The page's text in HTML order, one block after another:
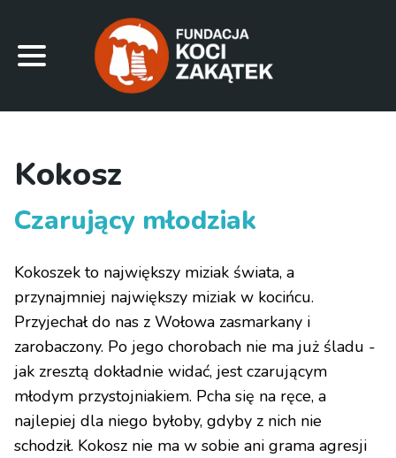
Kokosz
Czarujący młodziak
Kokoszek to największy miziak świata, a
przynajmniej największy miziak w kocińcu.
Przyjechał do nas z Wołowa zasmarkany i
zarobaczony. Po jego chorobach nie ma już śladu -
jak zresztą dokładnie widać, jest czarującym
młodym przystojniakiem. Pcha się na ręce, a
najlepiej dla niego byłoby, gdyby z nich nie
schodził. Kokosz nie ma w sobie ani grama agresji